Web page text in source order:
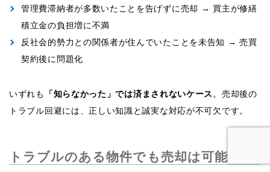
管理費滞納者が多数いたことを告げずに売却 → 買主が修繕
積立金の負担増に不満
反社会的勢力との関係者が住んでいたことを未告知 → 売買
契約後に問題化
いずれも 「知らなかった」では済まされないケース 。売却後の
トラブル回避には、正しい知識と誠実な対応が不可欠です。
トラブルのある物件でも売却は可能？